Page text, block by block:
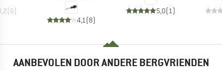
(6)
4,1 (8)
5,0(1 )
AANBEVOLEN DOOR ANDERE BERGVRIENDEN